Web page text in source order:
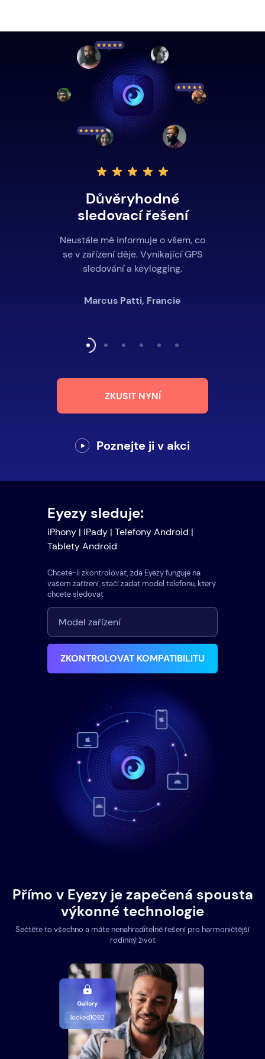
Důvěryhodné
sledovací řešení
Neustále mě informuje o všem, co
se v zařízení děje. Vynikající GPS
sledování a keylogging.
Marcus Patti, Francie
ZKUSIT NYNÍ
Poznejte ji v akci
Eyezy sleduje:
iPhony | iPady | Telefony Android |
Tablety Android
Chcete-li zkontrolovat, zda Eyezy funguje na
vašem zařízení, stačí zadat model telefonu, který
chcete sledovat
ZKONTROLOVAT KOMPATIBILITU
Přímo v Eyezy je zapečená spousta
výkonné technologie
Sečtěte to všechno a máte nenahraditelné řešení pro harmoničtější
rodinný život